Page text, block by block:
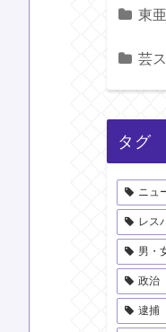
東亜
芸
タグ
ニュ
レス
男・
政治
逮捕